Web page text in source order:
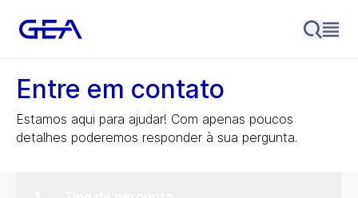
Entre em contato
Estamos aqui para ajudar! Com apenas poucos
detalhes poderemos responder à sua pergunta.